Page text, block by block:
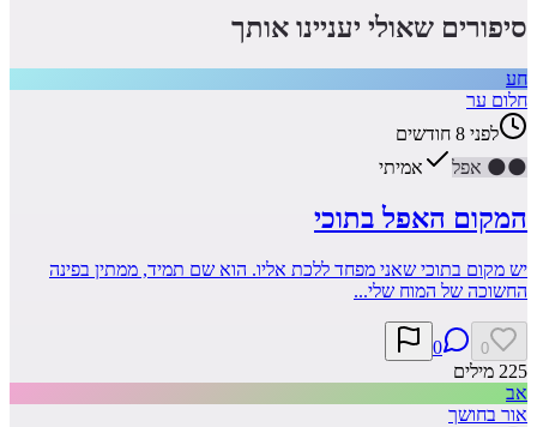
סיפורים שאולי יעניינו אותך
חע
חלום ער
לפני 8 חודשים
🌑
🌑 אפל אמיתי
המקום האפל בתוכי
יש מקום בתוכי שאני מפחד ללכת אליו. הוא שם תמיד, ממתין בפינה
החשוכה של המוח שלי...
0
0
225 מילים
אב
אור בחושך